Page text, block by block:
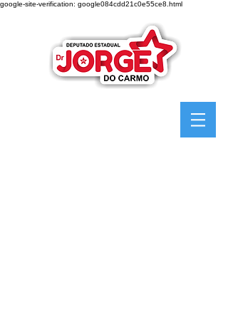
google-site-verification: google084cdd21c0e55ce8.html